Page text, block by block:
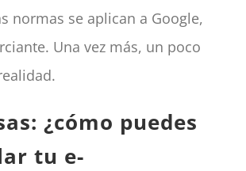
normas se aplican a Google,
Una vez más, un poco
¿cómo puedes
tu e-